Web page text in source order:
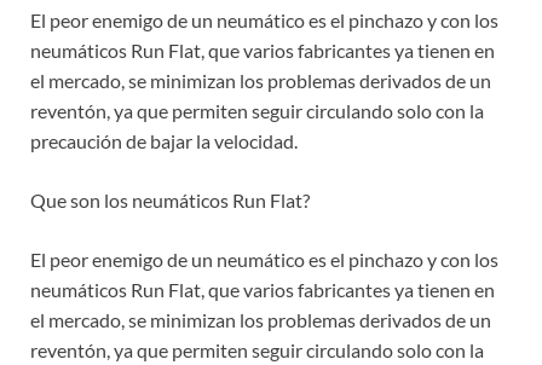
El peor enemigo de un neumático es el pinchazo y con los
neumáticos Run Flat, que varios fabricantes ya tienen en
el mercado, se minimizan los problemas derivados de un
reventón, ya que permiten seguir circulando solo con la
precaución de bajar la velocidad.
Que son los neumáticos Run Flat?
El peor enemigo de un neumático es el pinchazo y con los
neumáticos Run Flat, que varios fabricantes ya tienen en
el mercado, se minimizan los problemas derivados de un
reventón, ya que permiten seguir circulando solo con la